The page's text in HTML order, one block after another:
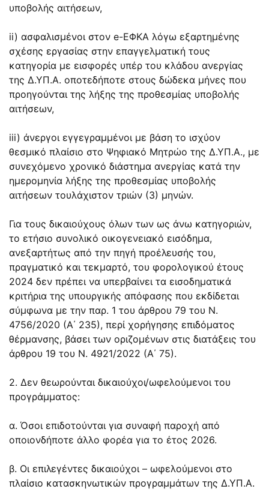
υποβολής αιτήσεων,
ii) ασφαλισμένοι στον e-ΕΦΚΑ λόγω εξαρτημένης
σχέσης εργασίας στην επαγγελματική τους
κατηγορία με εισφορές υπέρ του κλάδου ανεργίας
της Δ.ΥΠ.Α. οποτεδήποτε στους δώδεκα μήνες που
προηγούνται της λήξης της προθεσμίας υποβολής
αιτήσεων,
iii) άνεργοι εγγεγραμμένοι με βάση το ισχύον
θεσμικό πλαίσιο στο Ψηφιακό Μητρώο της Δ.ΥΠ.Α., με
συνεχόμενο χρονικό διάστημα ανεργίας κατά την
ημερομηνία λήξης της προθεσμίας υποβολής
αιτήσεων τουλάχιστον τριών (3) μηνών.
Για τους δικαιούχους όλων των ως άνω κατηγοριών,
το ετήσιο συνολικό οικογενειακό εισόδημα,
ανεξαρτήτως από την πηγή προέλευσής του,
πραγματικό και τεκμαρτό, του φορολογικού έτους
2024 δεν πρέπει να υπερβαίνει τα εισοδηματικά
κριτήρια της υπουργικής απόφασης που εκδίδεται
σύμφωνα με την παρ. 1 του άρθρου 79 του Ν.
4756/2020 (Α΄ 235), περί χορήγησης επιδόματος
θέρμανσης, βάσει των οριζομένων στις διατάξεις του
άρθρου 19 του Ν. 4921/2022 (Α΄ 75).
2. Δεν θεωρούνται δικαιούχοι/ωφελούμενοι του
προγράμματος:
α. Όσοι επιδοτούνται για συναφή παροχή από
οποιονδήποτε άλλο φορέα για το έτος 2026.
β. Οι επιλεγέντες δικαιούχοι – ωφελούμενοι στο
πλαίσιο κατασκηνωτικών προγραμμάτων της Δ.ΥΠ.Α.